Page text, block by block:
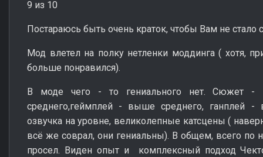
9 из 10
Постараюсь быть очень краток, чтобы Вам не стало
Мод влетел на полку нетленки моддинга ( хотя,
больше понравился).
В моде чего - то гениального нет. Сюжет
среднего,геймплей - выше среднего, ганплей -
озвучка на уровне, великолепные катсцены (
всё же соврал, они гениальны). В общем, всего по
просел. Виден опыт и комплексный подход